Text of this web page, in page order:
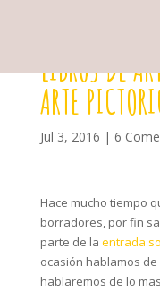
LIBROS DE
ARTE
Jul 3, 2016 | 6
Hace mucho tiempo
borradores, por fin
parte de la entrada
ocasión hablamos
hablaremos de lo